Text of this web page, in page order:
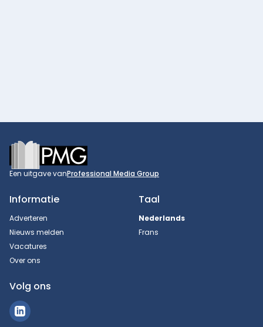
Footer
Een uitgave vanProfessional Media Group
Informatie
Adverteren
Nieuws melden
Vacatures
Over ons
Taal
Nederlands
Frans
Volg ons